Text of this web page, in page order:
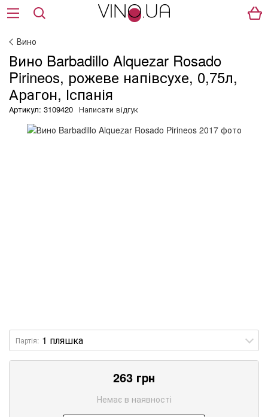
Вино
Вино Barbadillo Alquezar Rosado
Pirineos, рожеве напівсухе, 0,75л,
Арагон, Іспанія
Артикул: 3109420 Написати відгук
Партія:
263 грн
Немає в наявності